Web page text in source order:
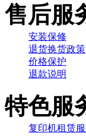
售后服
安装保修
退货换货政策
价格保护
退款说明
特色服
复印机租赁